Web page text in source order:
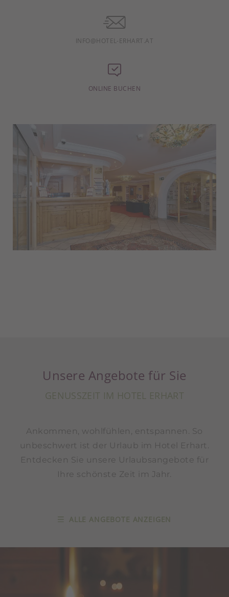
INFO@HOTEL-ERHART.AT
ONLINE BUCHEN
Unsere Angebote für Sie
GENUSSZEIT IM HOTEL ERHART
Ankommen, wohlfühlen, entspannen. So
unbeschwert ist der Urlaub im Hotel Erhart.
Entdecken Sie unsere Urlaubsangebote für
Ihre schönste Zeit im Jahr.
ALLE ANGEBOTE ANZEIGEN